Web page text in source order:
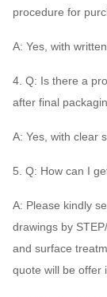
procedure for
A: Yes, with
4. Q: Is there a
after final
A: Yes, with clear
5. Q: How can I
A: Please kindly
drawings by
and surface
quote will be offer